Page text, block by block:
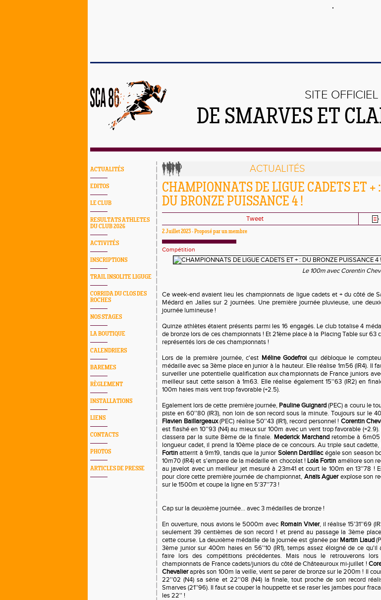
SITE OFFICIEL
DE SMARVES ET
ACTUALITÉS
EDITOS
LE CLUB
RESULTATS ATHLETES
DU CLUB 2026
ACTIVITÉS
INSCRIPTIONS
TRAIL INSOLITE LIGUGE
CORRIDA DU CLOS DES
ROCHES
NOS STAGES
LA BOUTIQUE
CALENDRIERS
BAREMES
RÈGLEMENT
INSTALLATIONS
LIENS
CONTACTS
PHOTOS
ARTICLES DE PRESSE
ACTUALITÉS
CHAMPIONNATS DE LIGUE CADETS ET + :
DU BRONZE PUISSANCE 4 !
Tweet
2 Juillet 2023 - Proposé par un membre
Compétition
Le 100m avec Corentin
Ce week-end avaient lieu les championnats de ligue cadets et + du côté de
Médard en Jalles sur 2 journées. Une première journée pluvieuse, une
journée lumineuse !
Quinze athlètes étaient présents parmi les 16 engagés. Le club totalise 4
de bronze lors de ces championnats ! Et 21ème place à la Placing Table sur 63
représentés lors de ces championnats !
Lors de la première journée, c'est Méline Godefroiqui débloque le
médaille avec sa 3ème place en junior à la hauteur. Elle réalise 1m56 (IR4). Il
surveiller une potentielle qualification aux championnats de France juniors
meilleur saut cette saison à 1m63. Elle réalise également 15''63 (IR2) en
100m haies mais vent trop favorable (+2.5).
Egalement lors de cette première journée, Pauline Guignard(PEC) a couru le
piste en 60''80 (IR3), non loin de son record sous la minute. Toujours sur le
Flavien Baillargeaux(PEC) réalise 50''43 (IR1), record personnel ! Corentin
est flashé en 10''93 (N4) au mieux sur 100m avec un vent trop favorable (+2.9).
classera par la suite 8ème de la finale. Mederick Marchandretombe à 6m05
longueur cadet, il prend la 10ème place de ce concours. Au triple saut cadette,
Fortinatterrit à 9m19, tandis que la junior Solenn Dardillacégale son season
10m70 (IR4) et s'empare de la médaille en chocolat ! Lola Fortin améliore son
au javelot avec un meilleur jet mesuré à 23m41 et court le 100m en 13''78 !
pour clore cette première journée de championnat, Anaïs Aguerexplose son
sur le 1500m et coupe la ligne en 5'37''73 !
Cap sur la deuxième journée... avec 3 médailles de bronze !
En ouverture, nous avions le 5000m avec Romain Vivier, il réalise 15'31''69
seulement 39 centièmes de son record ! et prend au passage la 3ème
cette course. La deuxième médaille de la journée est glanée par Martin Liaud
3ème junior sur 400m haies en 56''10 (IR1), temps assez éloigné de ce qu'il
faire lors des compétitions précédentes. Mais nous le retrouverons lors
championnats de France cadets/juniors du côté de Châteauroux mi-juillet !
Chevalieraprès son 100m la veille, vient se parer de bronze sur le 200m ! Il
22''02 (N4) sa série et 22''08 (N4) la finale, tout proche de son record
Smarves (21''96). Il faut se couper la houppette et se raser les jambes pour
les 22'' !